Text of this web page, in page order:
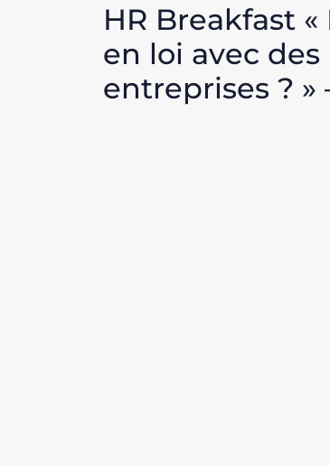
HR Breakfast
en loi avec
entreprises ? »